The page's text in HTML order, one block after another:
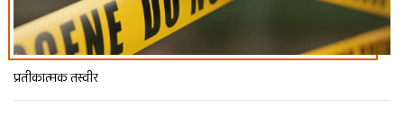
प्रतीकात्मक तस्वीर